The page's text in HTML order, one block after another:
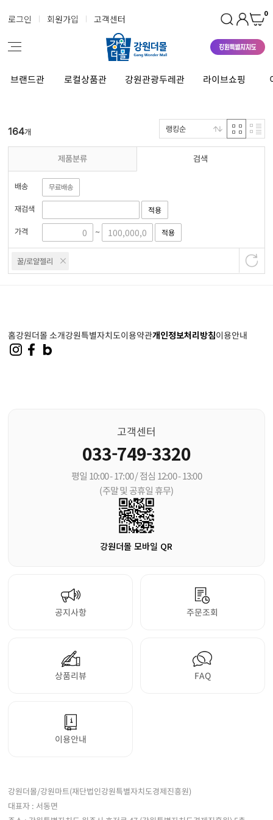
로그인 회원가입 고객센터 0
브랜드관 로컬상품관 강원관광두레관 라이브쇼핑
제품분류 검색
배송 무료배송
재검색 적용
가격 ~ 적용
꿀/로얄젤리
164개 랭킹순
홈강원더몰 소개강원특별자치도이용약관개인정보처리방침이용안내
고객센터
033-749-3320
평일 10:00 - 17:00 / 점심 12:00 - 13:00
(주말 및 공휴일 휴무)
강원더몰 모바일 QR
공지사항 주문조회
상품리뷰 FAQ
이용안내
강원더몰/강원마트(재단법인강원특별자치도경제진흥원)
대표자 : 서동면